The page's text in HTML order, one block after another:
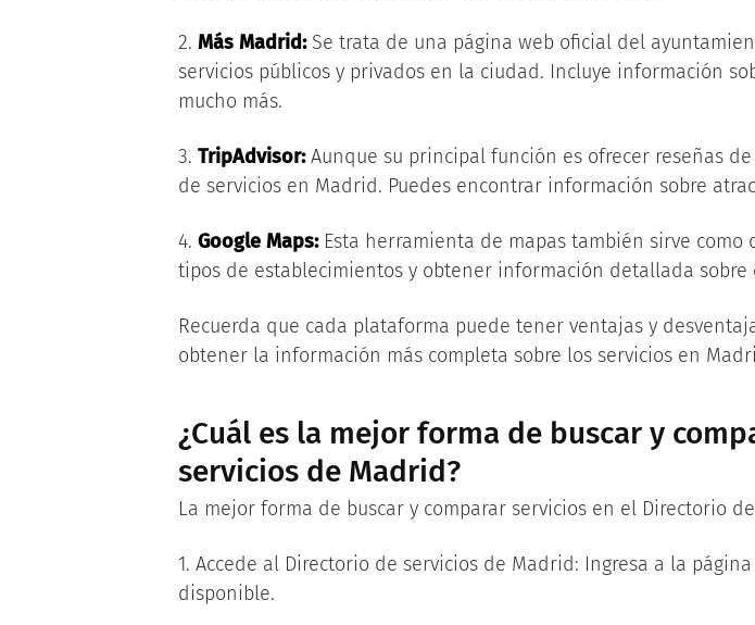
2. Más Madrid:Se trata de una página web oficial del
servicios públicos y privados en la ciudad. Incluye información
mucho más.
3. TripAdvisor:Aunque su principal función es ofrecer reseñas
de servicios en Madrid. Puedes encontrar información sobre
4. Google Maps:Esta herramienta de mapas también sirve
tipos de establecimientos y obtener información detallada
Recuerda que cada plataforma puede tener ventajas y
obtener la información más completa sobre los servicios en
¿Cuál es la mejor forma de buscar y
servicios de Madrid?
La mejor forma de buscar y comparar servicios en el Directorio
1. Accede al Directorio de servicios de Madrid: Ingresa a la
disponible.